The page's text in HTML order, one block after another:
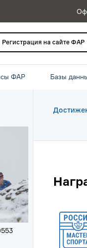
Регистрация на сайте ФАР
ФАР Базы